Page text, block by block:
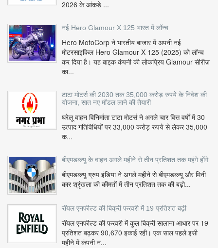
2026 के आंकड़े ...
नई Hero Glamour X 125 भारत में लॉन्च
Hero MotoCorp ने भारतीय बाजार में अपनी नई
मोटरसाइकिल Hero Glamour X 125 (2025) को लॉन्च
कर दिया है। यह बाइक कंपनी की लोकप्रिय Glamour सीरीज़
का...
टाटा मोटर्स की 2030 तक 35,000 करोड़ रुपये के निवेश की
योजना, सात नए मॉडल लाने की तैयारी
घरेलू वाहन विनिर्माता टाटा मोटर्स ने अगले चार वित्त वर्षों में 30
उत्पाद गतिविधियों पर 33,000 करोड़ रुपये से लेकर 35,000
क...
बीएमडब्ल्यू के वाहन अगले महीने से तीन प्रतिशत तक महंगे होंगे
बीएमडब्ल्यू ग्रुप इंडिया ने अगले महीने से बीएमडब्ल्यू और मिनी
कार श्रृंखला की कीमतों में तीन प्रतिशत तक की बढ़ो...
रॉयल एनफील्ड की बिक्री फरवरी में 19 प्रतिशत बढ़ी
रॉयल एनफील्ड की फरवरी में कुल बिक्री सालाना आधार पर 19
प्रतिशत बढ़कर 90,670 इकाई रही। एक साल पहले इसी
महीने में कंपनी न...